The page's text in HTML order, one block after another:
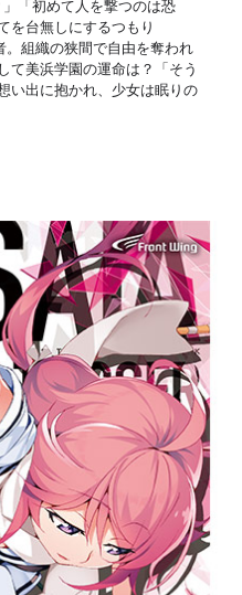
「初めて人を撃つのは恐
台無しにするつもり
組織の狭間で自由を奪われ
て美浜学園の運命は？「そう
出に抱かれ、少女は眠りの